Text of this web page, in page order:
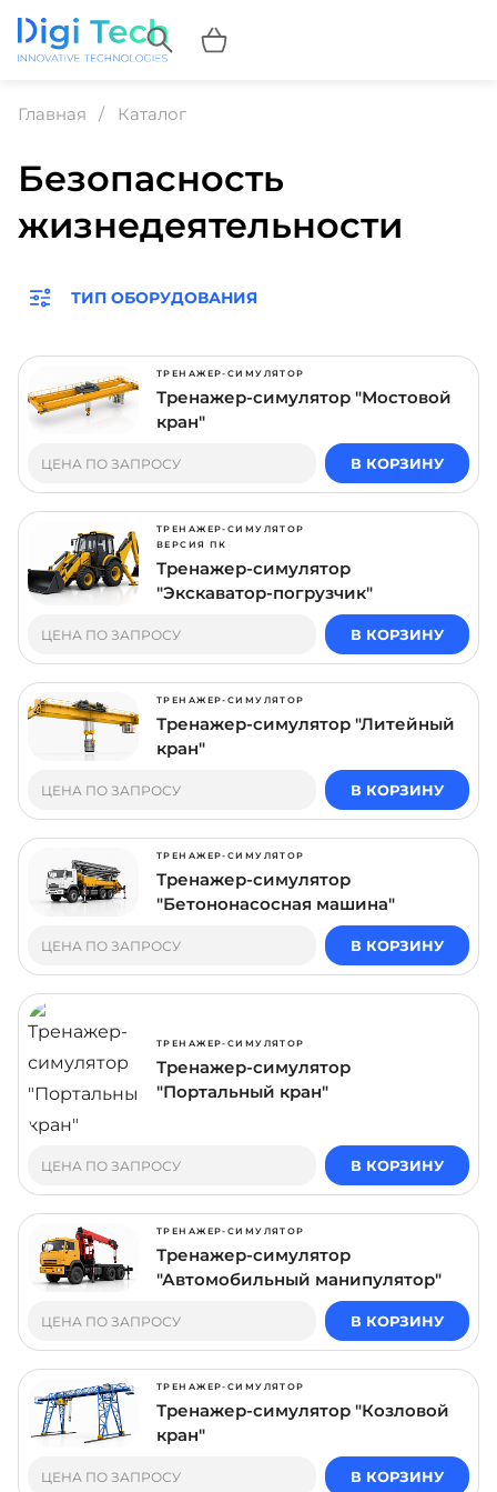
Главная Каталог
Безопасность
жизнедеятельности
ТИП ОБОРУДОВАНИЯ
ТРЕНАЖЕР-СИМУЛЯТОР
Тренажер-симулятор "Мостовой
кран"
ЦЕНА ПО ЗАПРОСУ В КОРЗИНУ
ТРЕНАЖЕР-СИМУЛЯТОР
ВЕРСИЯ ПК
Тренажер-симулятор
"Экскаватор-погрузчик"
ЦЕНА ПО ЗАПРОСУ В КОРЗИНУ
ТРЕНАЖЕР-СИМУЛЯТОР
Тренажер-симулятор "Литейный
кран"
ЦЕНА ПО ЗАПРОСУ В КОРЗИНУ
ТРЕНАЖЕР-СИМУЛЯТОР
Тренажер-симулятор
"Бетононасосная машина"
ЦЕНА ПО ЗАПРОСУ В КОРЗИНУ
ТРЕНАЖЕР-СИМУЛЯТОР
Тренажер-симулятор
"Портальный кран"
ЦЕНА ПО ЗАПРОСУ В КОРЗИНУ
ТРЕНАЖЕР-СИМУЛЯТОР
Тренажер-симулятор
"Автомобильный манипулятор"
ЦЕНА ПО ЗАПРОСУ В КОРЗИНУ
ТРЕНАЖЕР-СИМУЛЯТОР
Тренажер-симулятор "Козловой
кран"
ЦЕНА ПО ЗАПРОСУ В КОРЗИНУ